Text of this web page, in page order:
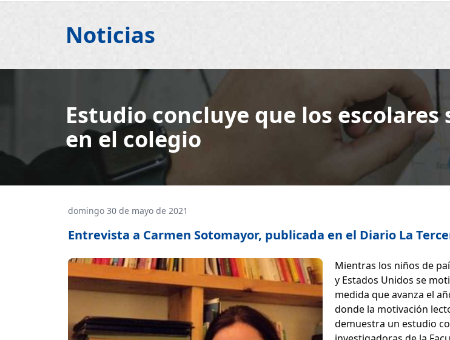
Noticias
Estudio concluye que los
en el colegio
domingo 30 de mayo de 2021
Entrevista a Carmen Sotomayor, publicada en el Diario La
Mientras los niños de
y Estados Unidos se
medida que avanza el
donde la motivación
demuestra un estudio